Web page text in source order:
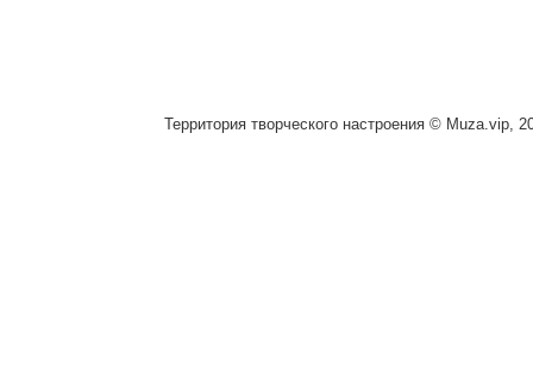
Территория творческого настроения © Muza.vip,